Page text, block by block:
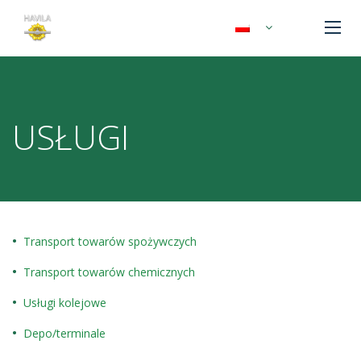
USŁUGI
Transport towarów spożywczych
Transport towarów chemicznych
Usługi kolejowe
Depo/terminale